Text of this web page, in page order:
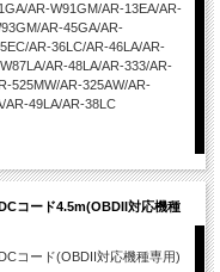
AR-W91GM/AR-13EA/AR-
AR-45GA/AR-
AR-36LC/AR-46LA/AR-
AR-48LA/AR-333/AR-
525MW/AR-325AW/AR-
AR-49LA/AR-38LC
コード4.5m(OBDII対応機種
コード(OBDII対応機種専用)